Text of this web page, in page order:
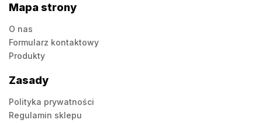
Mapa strony
O nas
Formularz kontaktowy
Produkty
Zasady
Polityka prywatności
Regulamin sklepu